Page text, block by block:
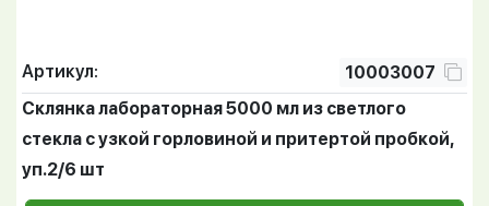
Артикул:
10003007
Склянка лабораторная 5000 мл из светлого
стекла с узкой горловиной и притертой пробкой,
уп.2/6 шт